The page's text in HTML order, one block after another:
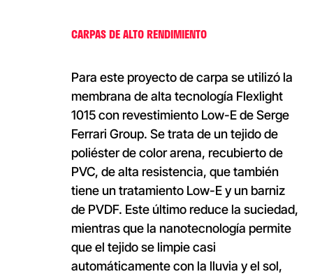
CARPAS DE ALTO RENDIMIENTO
Para este proyecto de carpa se utilizó la
membrana de alta tecnología Flexlight
1015 con revestimiento Low-E de Serge
Ferrari Group. Se trata de un tejido de
poliéster de color arena, recubierto de
PVC, de alta resistencia, que también
tiene un tratamiento Low-E y un barniz
de PVDF. Este último reduce la suciedad,
mientras que la nanotecnología permite
que el tejido se limpie casi
automáticamente con la lluvia y el sol,